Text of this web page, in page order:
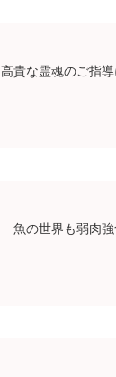
な霊魂のご指
魚の世界も弱